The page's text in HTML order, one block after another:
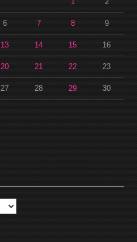
1 2
6 7 8 9
13 14 15 16
20 21 22 23
27 28 29 30